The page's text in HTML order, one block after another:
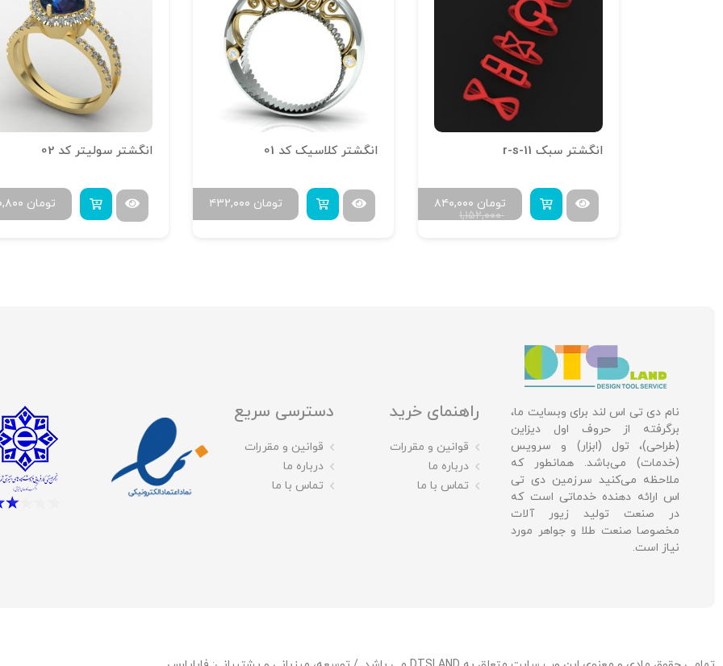
انگشتر سبک r-s-11
۱,۱۵۲,۰۰۰
۸۴۰,۰۰۰ تومان
انگشتر کلاسیک کد 01
۴۳۲,۰۰۰ تومان
انگشتر سولیتر کد 02
تومان
نام دی تی اس لند برای وبسایت ما،
برگرفته از حروف اول دیزاین
(طراحی)، تول (ابزار) و سرویس
(خدمات) می‌باشد. همانطور که
ملاحظه می‌کنید سرزمین دی تی
اس ارائه دهنده خدماتی است که
در صنعت تولید زیور آلات
مخصوصا صنعت طلا و جواهر مورد
نیاز است.
راهنمای خرید
قوانین و مقررات
درباره ما
تماس با ما
دسترسی سریع
قوانین و مقررات
درباره ما
تماس با ما